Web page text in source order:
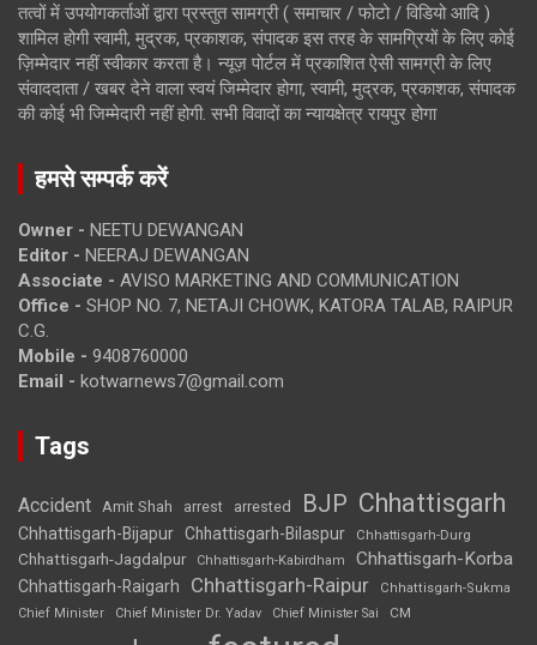
तत्वों में उपयोगकर्ताओं द्वारा प्रस्तुत सामग्री ( समाचार / फोटो / विडियो आदि )
शामिल होगी स्वामी, मुद्रक, प्रकाशक, संपादक इस तरह के सामग्रियों के लिए कोई
ज़िम्मेदार नहीं स्वीकार करता है। न्यूज़ पोर्टल में प्रकाशित ऐसी सामग्री के लिए
संवाददाता / खबर देने वाला स्वयं जिम्मेदार होगा, स्वामी, मुद्रक, प्रकाशक, संपादक
की कोई भी जिम्मेदारी नहीं होगी. सभी विवादों का न्यायक्षेत्र रायपुर होगा
हमसे सम्पर्क करें
Owner - NEETU DEWANGAN
Editor - NEERAJ DEWANGAN
Associate - AVISO MARKETING AND COMMUNICATION
Office - SHOP NO. 7, NETAJI CHOWK, KATORA TALAB, RAIPUR
C.G.
Mobile - 9408760000
Email - kotwarnews7@gmail.com
Tags
Accident Amit Shah arrest arrested BJP Chhattisgarh
Chhattisgarh-Bijapur Chhattisgarh-Bilaspur Chhattisgarh-Durg
Chhattisgarh-Jagdalpur Chhattisgarh-Kabirdham Chhattisgarh-Korba
Chhattisgarh-Raigarh Chhattisgarh-Raipur
Chhattisgarh-Sukma
Chief Minister
Chief Minister Dr. Yadav Chief Minister Sai CM